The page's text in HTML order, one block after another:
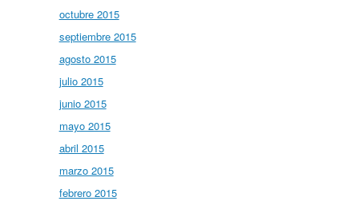
octubre 2015
septiembre 2015
agosto 2015
julio 2015
junio 2015
mayo 2015
abril 2015
marzo 2015
febrero 2015